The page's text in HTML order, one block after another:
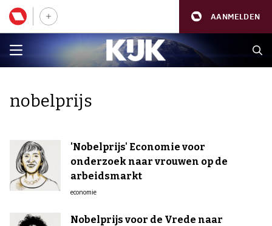
AANMELDEN
nobelprijs
'Nobelprijs' Economie voor
onderzoek naar vrouwen op de
arbeidsmarkt
economie
Nobelprijs voor de Vrede naar